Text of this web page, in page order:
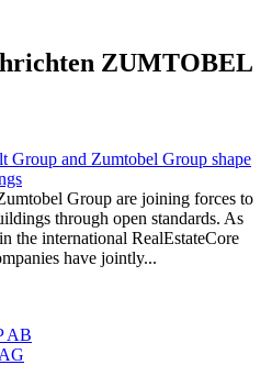
ZUMTOBEL
Group and Zumtobel Group shape
Group are joining forces to
through open standards. As
the international RealEstateCore
have jointly...
AB